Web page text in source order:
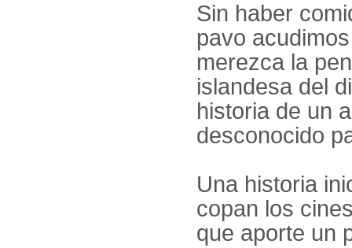
Sin haber
pavo
merezca la
islandesa del
historia de un
desconocido
Una historia
copan los
que aporte un